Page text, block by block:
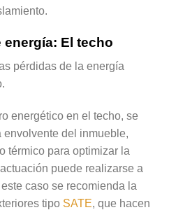
energía: El techo
pérdidas de la energía
energético en el techo, se
envolvente del inmueble,
térmico para optimizar la
puede realizarse a
caso se recomienda la
tipo SATE, que hacen